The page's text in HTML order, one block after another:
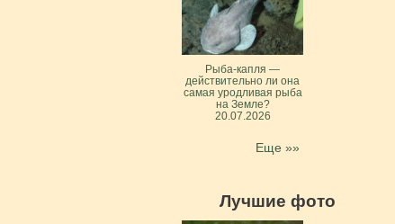
Рыба-капля —
действительно ли она
самая уродливая рыба
на Земле?
20.07.2026
Еще »»
Лучшие фото